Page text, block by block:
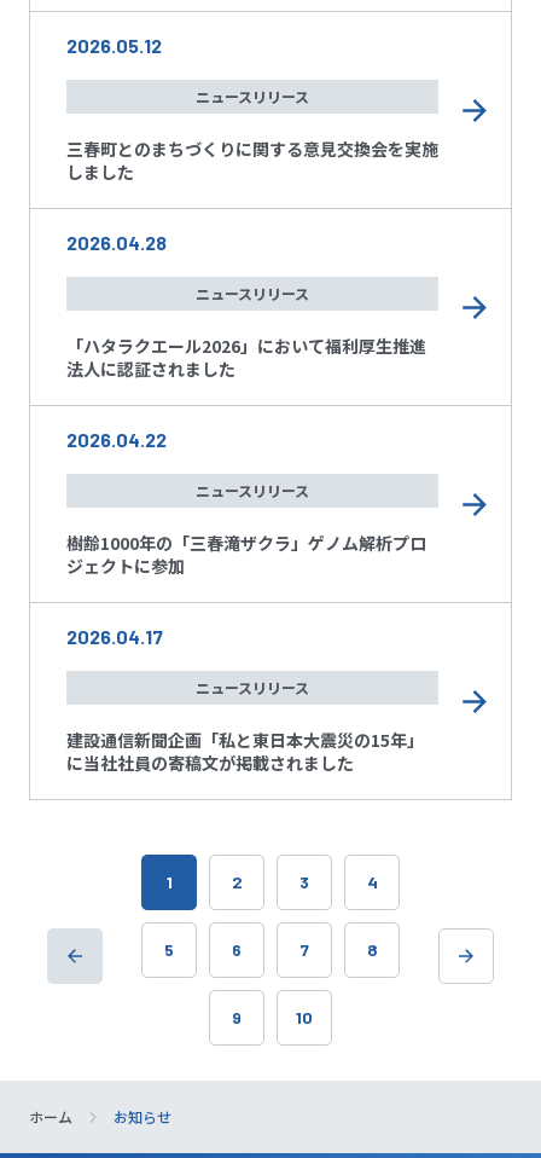
ホーム お知らせ
2026.05.12
ニュースリリース
三春町とのまちづくりに関する意見交換会を実施
しました
2026.04.28
ニュースリリース
「ハタラクエール2026」において福利厚生推進
法人に認証されました
2026.04.22
ニュースリリース
樹齢1000年の「三春滝ザクラ」ゲノム解析プロ
ジェクトに参加
2026.04.17
ニュースリリース
建設通信新聞企画「私と東日本大震災の15年」
に当社社員の寄稿文が掲載されました
1 2 3 4
5 6 7 8
9 10